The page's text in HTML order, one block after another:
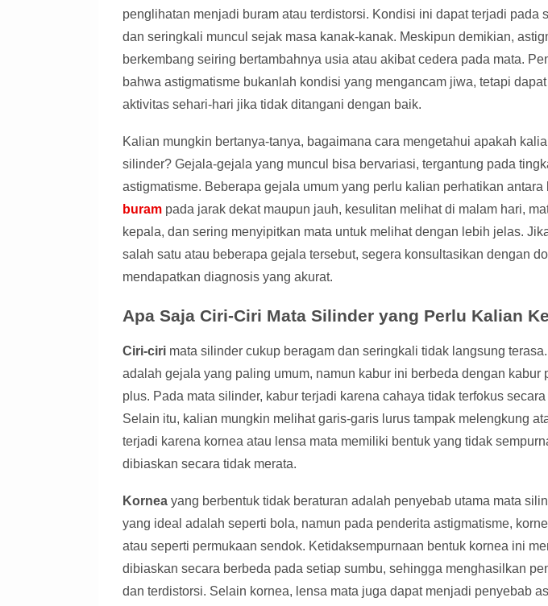
penglihatan menjadi buram atau terdistorsi. Kondisi ini dapat terjadi pada
dan seringkali muncul sejak masa kanak-kanak. Meskipun demikian,
berkembang seiring bertambahnya usia atau akibat cedera pada mata.
bahwa astigmatisme bukanlah kondisi yang mengancam jiwa, tetapi
aktivitas sehari-hari jika tidak ditangani dengan baik.
Kalian mungkin bertanya-tanya, bagaimana cara mengetahui apakah
silinder? Gejala-gejala yang muncul bisa bervariasi, tergantung pada
astigmatisme. Beberapa gejala umum yang perlu kalian perhatikan antara
buram pada jarak dekat maupun jauh, kesulitan melihat di malam hari,
kepala, dan sering menyipitkan mata untuk melihat dengan lebih jelas.
salah satu atau beberapa gejala tersebut, segera konsultasikan dengan
mendapatkan diagnosis yang akurat.
Apa Saja Ciri-Ciri Mata Silinder yang Perlu Kalian
Ciri-ciri mata silinder cukup beragam dan seringkali tidak langsung
adalah gejala yang paling umum, namun kabur ini berbeda dengan kabur
plus. Pada mata silinder, kabur terjadi karena cahaya tidak terfokus
Selain itu, kalian mungkin melihat garis-garis lurus tampak melengkung
terjadi karena kornea atau lensa mata memiliki bentuk yang tidak
dibiaskan secara tidak merata.
Kornea yang berbentuk tidak beraturan adalah penyebab utama mata
yang ideal adalah seperti bola, namun pada penderita astigmatisme,
atau seperti permukaan sendok. Ketidaksempurnaan bentuk kornea ini
dibiaskan secara berbeda pada setiap sumbu, sehingga menghasilkan
dan terdistorsi. Selain kornea, lensa mata juga dapat menjadi penyebab